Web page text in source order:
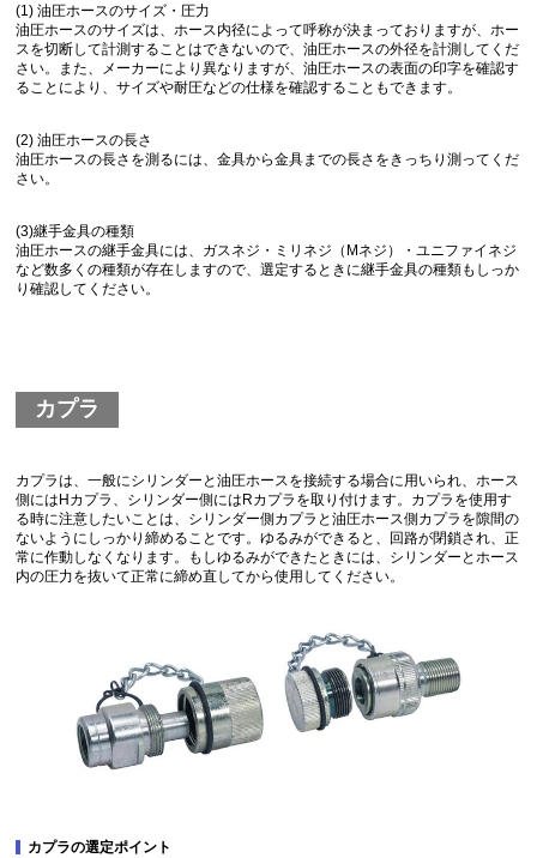
(1) 油圧ホースのサイズ・圧力
油圧ホースのサイズは、ホース内径によって呼称が決まっておりますが、ホー
スを切断して計測することはできないので、油圧ホースの外径を計測してくだ
さい。また、メーカーにより異なりますが、油圧ホースの表面の印字を確認す
ることにより、サイズや耐圧などの仕様を確認することもできます。
(2) 油圧ホースの長さ
油圧ホースの長さを測るには、金具から金具までの長さをきっちり測ってくだ
さい。
(3)継手金具の種類
油圧ホースの継手金具には、ガスネジ・ミリネジ（Mネジ）・ユニファイネジ
など数多くの種類が存在しますので、選定するときに継手金具の種類もしっか
り確認してください。
カプラ
カプラは、一般にシリンダーと油圧ホースを接続する場合に用いられ、ホース
側にはHカプラ、シリンダー側にはRカプラを取り付けます。カプラを使用す
る時に注意したいことは、シリンダー側カプラと油圧ホース側カプラを隙間の
ないようにしっかり締めることです。ゆるみができると、回路が閉鎖され、正
常に作動しなくなります。もしゆるみができたときには、シリンダーとホース
内の圧力を抜いて正常に締め直してから使用してください。
カプラの選定ポイント